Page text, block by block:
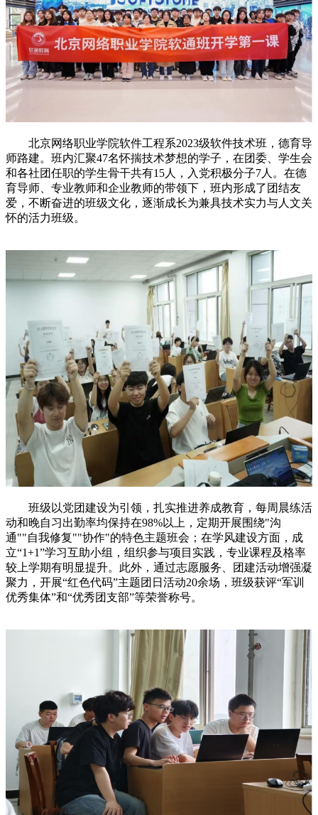
北京网络职业学院软件工程系2023级软件技术班，德育导
师路建。班内汇聚47名怀揣技术梦想的学子，在团委、学生会
和各社团任职的学生骨干共有15人，入党积极分子7人。在德
育导师、专业教师和企业教师的带领下，班内形成了团结友
爱，不断奋进的班级文化，逐渐成长为兼具技术实力与人文关
怀的活力班级。
班级以党团建设为引领，扎实推进养成教育，每周晨练活
动和晚自习出勤率均保持在98%以上，定期开展围绕"沟
通""自我修复""协作"的特色主题班会；在学风建设方面，成
立“1+1”学习互助小组，组织参与项目实践，专业课程及格率
较上学期有明显提升。此外，通过志愿服务、团建活动增强凝
聚力，开展“红色代码”主题团日活动20余场，班级获评“军训
优秀集体”和“优秀团支部”等荣誉称号。